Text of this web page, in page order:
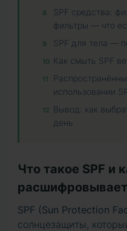
SPF средства:
фильтры — что
SPF для тела —
Как смыть SPF
использовании
Вывод: как
день
Что такое SPF и
SPF (Sun Protection
солнцезащиты,